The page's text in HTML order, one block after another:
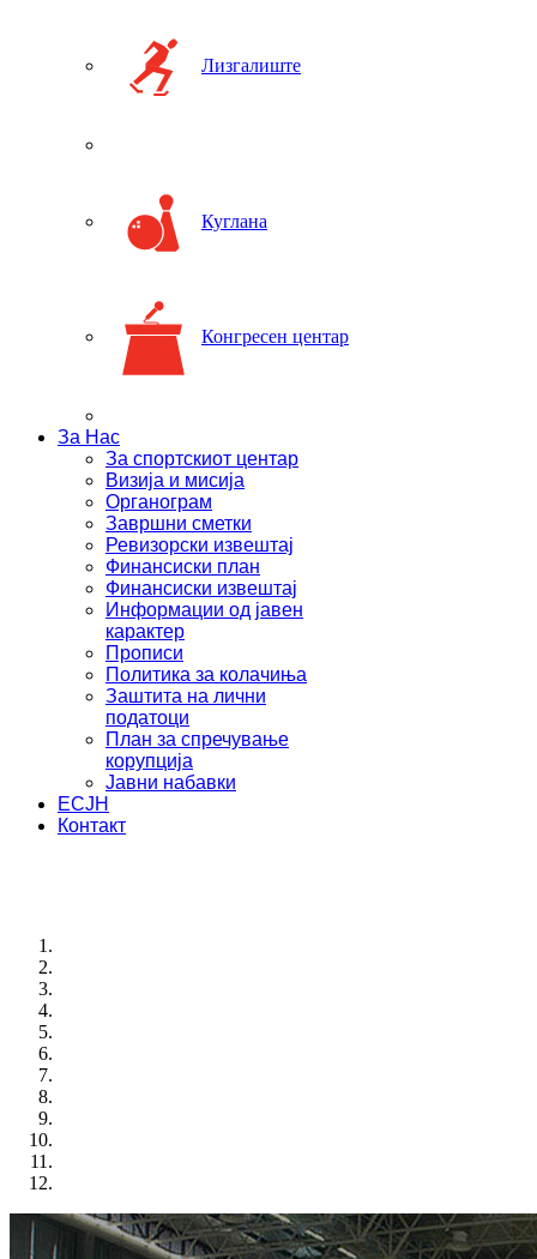
Лизгалиште
Куглана
Конгресен центар
За Нас
За спортскиот центар
Визија и мисија
Органограм
Завршни сметки
Ревизорски извештај
Финансиски план
Финансиски извештај
Информации од јавен
карактер
Прописи
Политика за колачиња
Заштита на лични
податоци
План за спречување
корупција
Јавни набавки
ЕСЈН
Контакт